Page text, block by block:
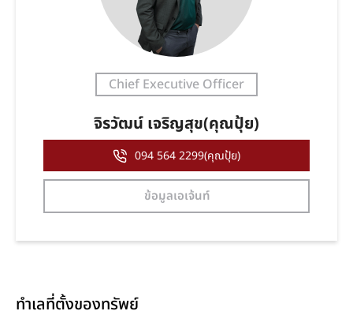
Chief Executive Officer
จิรวัฒน์ เจริญสุข(คุณปุ้ย)
094 564 2299(คุณปุ้ย)
ข้อมูลเอเจ้นท์
ทำเลที่ตั้งของทรัพย์